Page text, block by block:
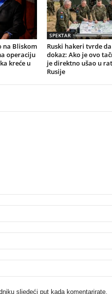
na Bliskom
operaciju
kreće u
SPEKTAR
Ruski hakeri tvrde
dokaz: Ako je ovo
je direktno ušao u
Rusije
sljedeći put kada komentarirate.